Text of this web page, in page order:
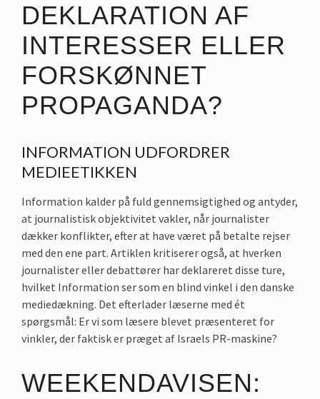
DEKLARATION AF
INTERESSER ELLER
FORSKØNNET
PROPAGANDA?
INFORMATION UDFORDRER
MEDIEETIKKEN
Information kalder på fuld gennemsigtighed og antyder,
at journalistisk objektivitet vakler, når journalister
dækker konflikter, efter at have været på betalte rejser
med den ene part. Artiklen kritiserer også, at hverken
journalister eller debattører har deklareret disse ture,
hvilket Information ser som en blind vinkel i den danske
mediedækning. Det efterlader læserne med ét
spørgsmål: Er vi som læsere blevet præsenteret for
vinkler, der faktisk er præget af Israels PR-maskine?
WEEKENDAVISEN: